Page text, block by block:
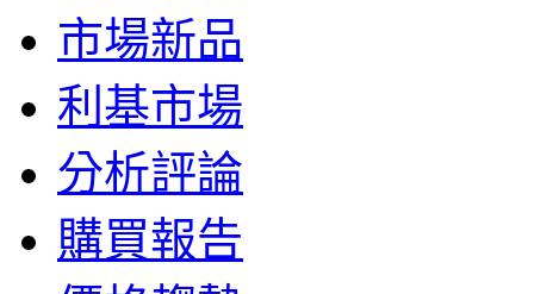
市場新品
利基市場
分析評論
購買報告